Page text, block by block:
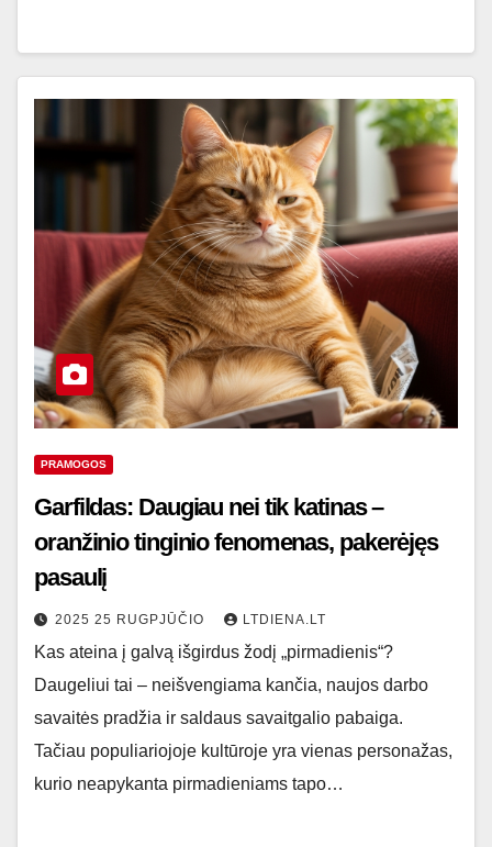
PRAMOGOS
Garfildas: Daugiau nei tik katinas –
oranžinio tinginio fenomenas, pakerėjęs
pasaulį
2025 25 RUGPJŪČIO LTDIENA.LT
Kas ateina į galvą išgirdus žodį „pirmadienis“?
Daugeliui tai – neišvengiama kančia, naujos darbo
savaitės pradžia ir saldaus savaitgalio pabaiga.
Tačiau populiariojoje kultūroje yra vienas personažas,
kurio neapykanta pirmadieniams tapo…